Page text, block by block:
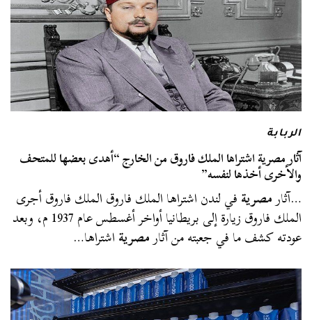
الربابة
آثار مصرية اشتراها الملك فاروق من الخارج “أهدى بعضها للمتحف
والأخرى أخذها لنفسه”
…آثارمصريةفي لندن اشتراها الملك فاروق الملك فاروق أجرى
الملك فاروق زيارة إلى بريطانيا أواخر أغسطس عام 1937 م، وبعد
عودته كشف ما في جعبته من آثارمصريةاشتراها…